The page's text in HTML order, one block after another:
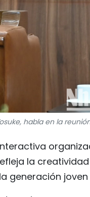
habla en la
la
generación